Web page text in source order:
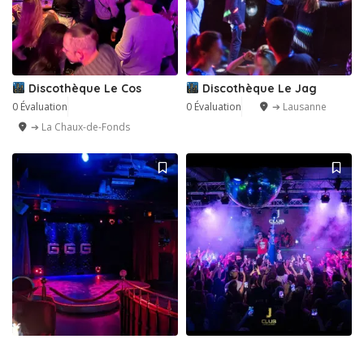
Discothèque Le Cos
0 Évaluation
➔ La Chaux-de-Fonds
Discothèque Le Jag
0 Évaluation ➔ Lausanne